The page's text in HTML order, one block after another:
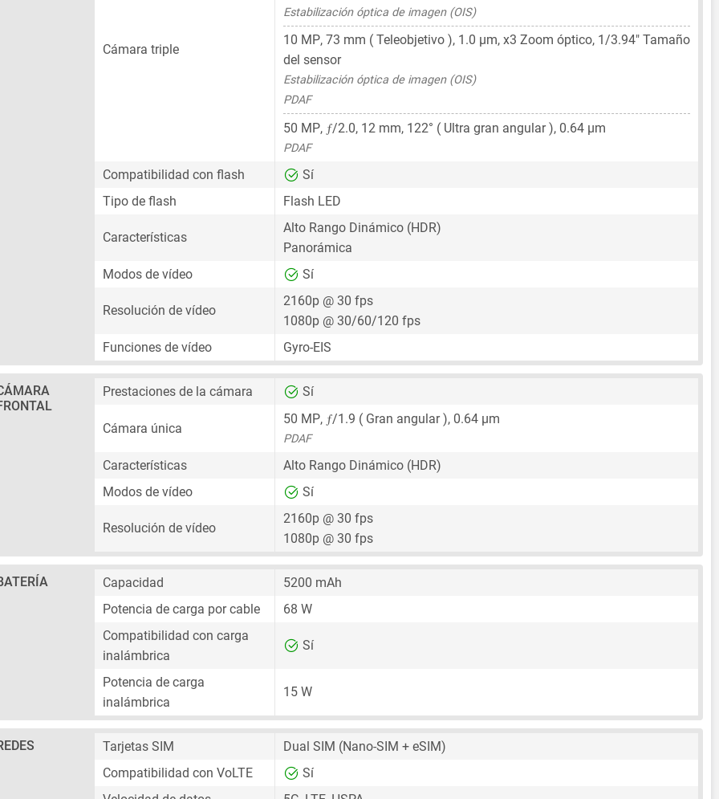
Cámara triple
Estabilización óptica de imagen (OIS)
10 MP, 73 mm ( Teleobjetivo ), 1.0 μm, x3 Zoom óptico, 1/3.94" Tamaño
del sensor
Estabilización óptica de imagen (OIS)
PDAF
50 MP, ƒ/2.0, 12 mm, 122° ( Ultra gran angular ), 0.64 μm
PDAF
Compatibilidad con flash
Sí
Tipo de flash
Flash LED
Características
Alto Rango Dinámico (HDR)
Panorámica
Modos de vídeo
Sí
Resolución de vídeo
2160p @ 30 fps
1080p @ 30/60/120 fps
Funciones de vídeo
Gyro-EIS
Prestaciones de la cámara Sí
Cámara única
50 MP, ƒ/1.9 ( Gran angular ), 0.64 μm
PDAF
Características
Alto Rango Dinámico (HDR)
Modos de vídeo
Sí
Resolución de vídeo
2160p @ 30 fps
1080p @ 30 fps
Capacidad
5200 mAh
Potencia de carga por cable
68 W
Compatibilidad con carga
inalámbrica
Sí
Potencia de carga
inalámbrica
15 W
Tarjetas SIM Dual SIM (Nano-SIM + eSIM)
Compatibilidad con VoLTE
Sí